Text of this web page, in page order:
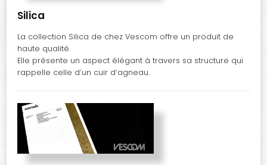
Silica
La collection Silica de chez Vescom offre un produit de
haute qualité.
Elle présente un aspect élégant à travers sa structure qui
rappelle celle d’un cuir d’agneau.